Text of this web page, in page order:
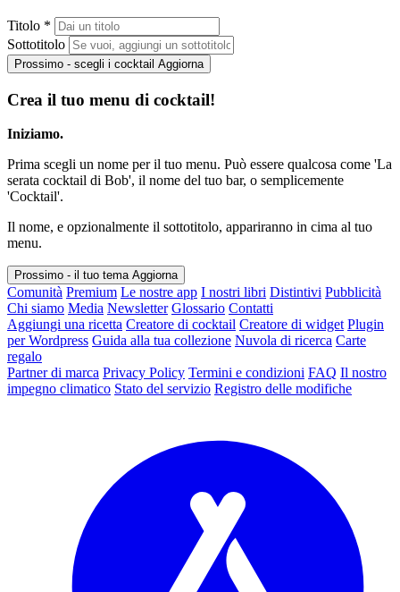
Titolo *
Sottotitolo
Prossimo - scegli i cocktail Aggiorna
Crea il tuo menu di cocktail!
Iniziamo.
Prima scegli un nome per il tuo menu. Può essere qualcosa come 'La
serata cocktail di Bob', il nome del tuo bar, o semplicemente
'Cocktail'.
Il nome, e opzionalmente il sottotitolo, appariranno in cima al tuo
menu.
Prossimo - il tuo tema Aggiorna
Comunità Premium Le nostre app I nostri libri Distintivi Pubblicità
Chi siamo Media Newsletter Glossario Contatti
Aggiungi una ricetta Creatore di cocktail Creatore di widget Plugin
per Wordpress Guida alla tua collezione Nuvola di ricerca Carte
regalo
Partner di marca Privacy Policy Termini e condizioni FAQ Il nostro
impegno climatico Stato del servizio Registro delle modifiche